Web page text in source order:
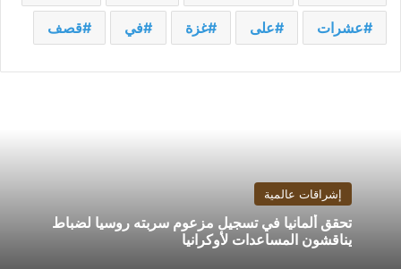
عشرات على غزة في قصف
إشراقات عالمية
تحقق ألمانيا في تسجيل مزعوم سربته روسيا لضباط
يناقشون المساعدات لأوكرانيا